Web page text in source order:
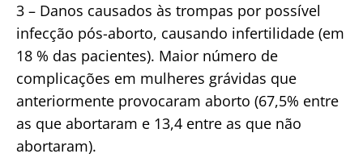
3 – Danos causados às trompas por possível
infecção pós-aborto, causando infertilidade (em
18 % das pacientes). Maior número de
complicações em mulheres grávidas que
anteriormente provocaram aborto (67,5% entre
as que abortaram e 13,4 entre as que não
abortaram).